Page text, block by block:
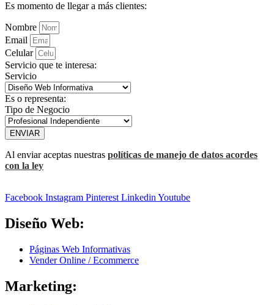
Es momento de llegar a más clientes:
Nombre
Email
Celular
Servicio que te interesa:
Servicio
Es o representa:
Tipo de Negocio
ENVIAR
Al enviar aceptas nuestras políticas de manejo de datos acordes
con la ley
Facebook Instagram Pinterest Linkedin Youtube
Diseño Web:
Páginas Web Informativas
Vender Online / Ecommerce
Marketing: